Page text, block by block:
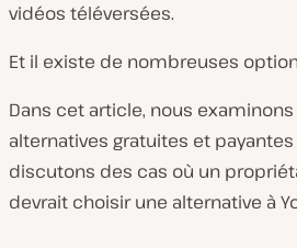
vidéos téléversées.
Et il existe de nombreuses
Dans cet article, nous
alternatives gratuites et payantes
discutons des cas où un
devrait choisir une alternative à